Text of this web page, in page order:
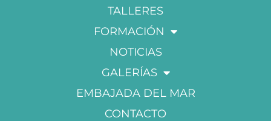
TALLERES
FORMACIÓN
NOTICIAS
GALERÍAS
EMBAJADA DEL MAR
CONTACTO